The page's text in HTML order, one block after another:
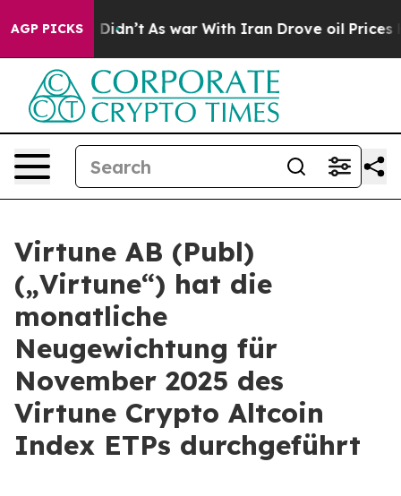
AGP PICKS
it Didn’t As war With Iran Drove oil Prices
Virtune AB (Publ)
(„Virtune“) hat die
monatliche
Neugewichtung für
November 2025 des
Virtune Crypto Altcoin
Index ETPs durchgeführt